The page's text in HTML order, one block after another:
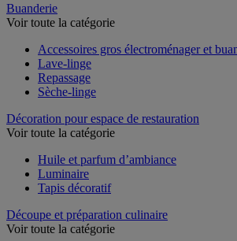
Buanderie
Voir toute la catégorie
Accessoires gros électroménager et
Lave-linge
Repassage
Sèche-linge
Décoration pour espace de restauration
Voir toute la catégorie
Huile et parfum d’ambiance
Luminaire
Tapis décoratif
Découpe et préparation culinaire
Voir toute la catégorie